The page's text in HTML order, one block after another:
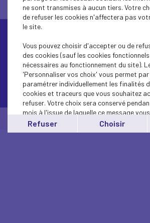
Contactez-nous
ne sont transmises à aucun tiers. Votre
de refuser les cookies n'affectera pas
le site.
Vous pouvez choisir d'accepter ou de
des cookies (sauf les cookies
nécessaires au fonctionnement du site).
'Personnaliser vos choix' vous permet
paramétrer individuellement les finalités
cookies et traceurs que vous souhaitez
refuser. Votre choix sera conservé
mois à l'issue de laquelle ce message
affiché..
Vous pouvez modifier votre choix à tout
Refuser Choisir